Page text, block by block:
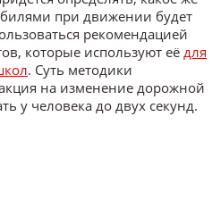
при движении будет
рекомендацией
которые используют её для
. Суть методики
на изменение дорожной
у человека до двух секунд.